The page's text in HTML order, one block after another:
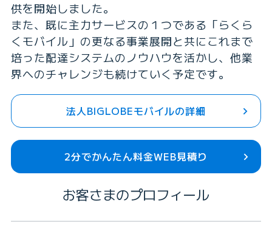
供を開始しました。
また、既に主力サービスの１つである「らくら
くモバイル」の更なる事業展開と共にこれまで
培った配達システムのノウハウを活かし、他業
界へのチャレンジも続けていく予定です。
法人BIGLOBEモバイルの詳細
2分でかんたん料金WEB見積り
お客さまのプロフィール